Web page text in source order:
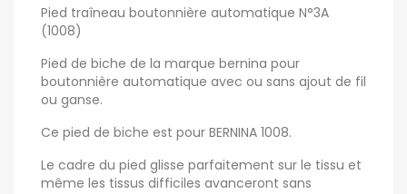
Pied traîneau boutonnière automatique N°3A
(1008)
Pied de biche de la marque bernina pour
boutonnière automatique avec ou sans ajout de fil
ou ganse.
Ce pied de biche est pour BERNINA 1008.
Le cadre du pied glisse parfaitement sur le tissu et
même les tissus difficiles avanceront sans